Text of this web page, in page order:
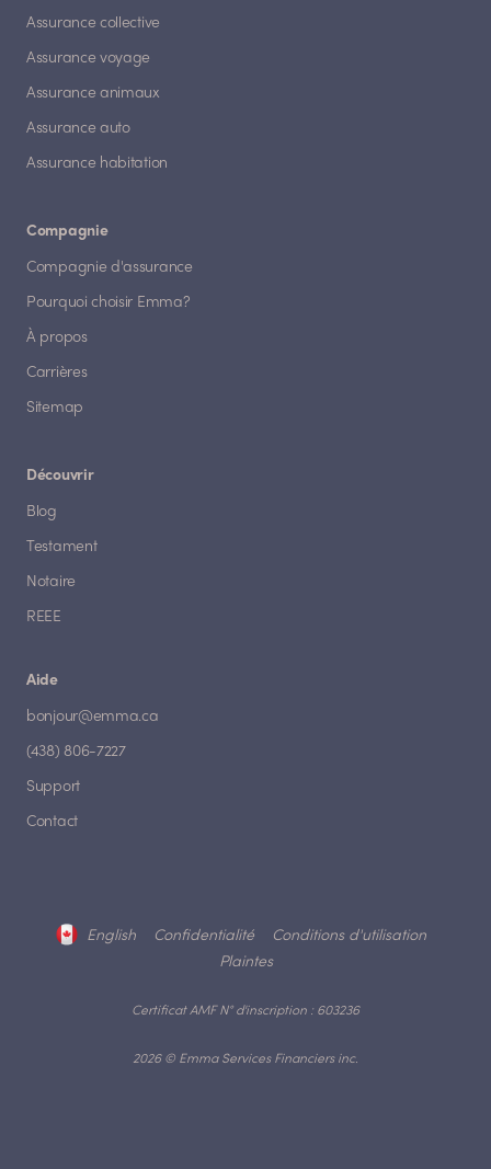
Assurance collective
Assurance voyage
Assurance animaux
Assurance auto
Assurance habitation
Compagnie
Compagnie d'assurance
Pourquoi choisir Emma?
À propos
Carrières
Sitemap
Découvrir
Blog
Testament
Notaire
REEE
Aide
bonjour@emma.ca
(438) 806-7227
Support
Contact
2026 © Emma Services Financiers inc.
Certificat AMF N° d'inscription : 603236
English Confidentialité
Conditions d'utilisation
Plaintes